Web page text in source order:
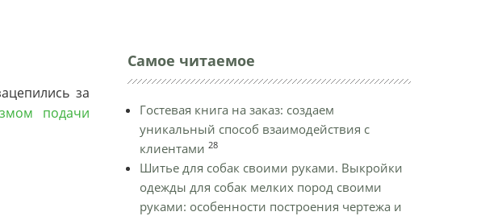
за
подачи
Самое читаемое
Гостевая книга на заказ: создаем
уникальный способ взаимодействия с
клиентами 28
Шитье для собак своими руками. Выкройки
одежды для собак мелких пород своими
руками: особенности построения чертежа и